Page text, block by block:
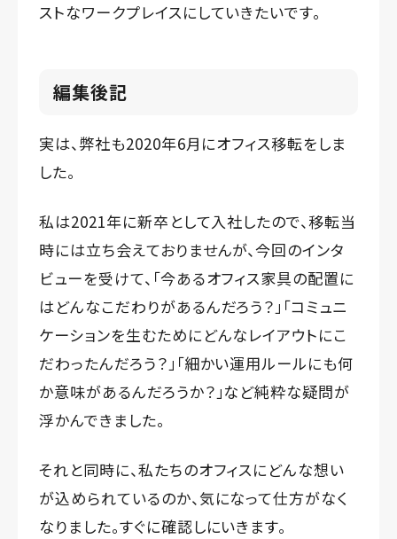
ストなワークプレイスにしていきたいです。
編集後記
実は、弊社も2020年6月にオフィス移転をしま
した。
私は2021年に新卒として入社したので、移転当
時には立ち会えておりませんが、今回のインタ
ビューを受けて、「今あるオフィス家具の配置に
はどんなこだわりがあるんだろう？」「コミュニ
ケーションを生むためにどんなレイアウトにこ
だわったんだろう？」「細かい運用ルールにも何
か意味があるんだろうか？」など純粋な疑問が
浮かんできました。
それと同時に、私たちのオフィスにどんな想い
が込められているのか、気になって仕方がなく
なりました。すぐに確認しにいきます。